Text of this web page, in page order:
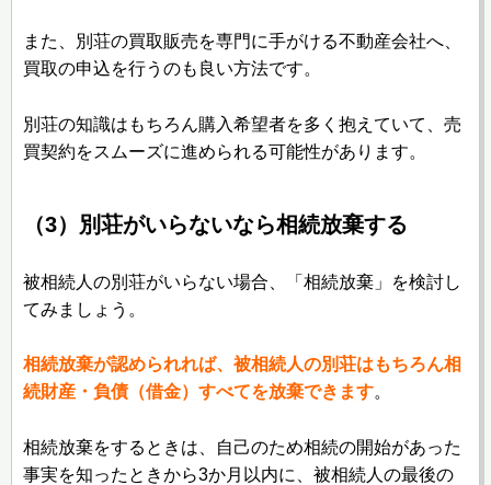
また、別荘の買取販売を専門に手がける不動産会社へ、
買取の申込を行うのも良い方法です。
別荘の知識はもちろん購入希望者を多く抱えていて、売
買契約をスムーズに進められる可能性があります。
（3）別荘がいらないなら相続放棄する
被相続人の別荘がいらない場合、「相続放棄」を検討し
てみましょう。
相続放棄が認められれば、被相続人の別荘はもちろん相
続財産・負債（借金）すべてを放棄できます。
相続放棄をするときは、自己のため相続の開始があった
事実を知ったときから3か月以内に、被相続人の最後の